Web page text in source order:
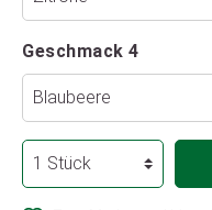
Geschmack 4